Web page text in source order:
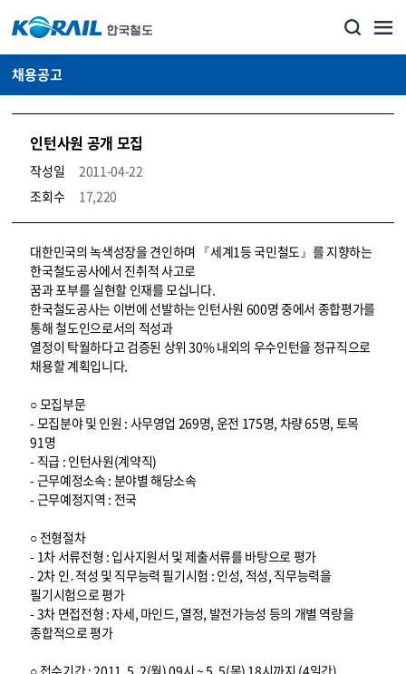
채용공고
인턴사원 공개 모집
작성일
2011-04-22
조회수
17,220
코레일소개_경영공시_채용공고 상세보기 – 내용, 파일, 담당자 연락처로 구성
대한민국의 녹색성장을 견인하며 『세계1등 국민철도』를 지향하는
한국철도공사에서 진취적 사고로
꿈과 포부를 실현할 인재를 모십니다.
한국철도공사는 이번에 선발하는 인턴사원 600명 중에서 종합평가를
통해 철도인으로서의 적성과
열정이 탁월하다고 검증된 상위 30% 내외의 우수인턴을 정규직으로
채용할 계획입니다.
○ 모집부문
- 모집분야 및 인원 : 사무영업 269명, 운전 175명, 차량 65명, 토목
91명
- 직급 : 인턴사원(계약직)
- 근무예정소속 : 분야별 해당소속
- 근무예정지역 : 전국
○ 전형절차
- 1차 서류전형 : 입사지원서 및 제출서류를 바탕으로 평가
- 2차 인․적성 및 직무능력 필기시험 : 인성, 적성, 직무능력을
필기시험으로 평가
- 3차 면접전형 : 자세, 마인드, 열정, 발전가능성 등의 개별 역량을
종합적으로 평가
○ 접수기간 : 2011. 5. 2(월) 09시 ~ 5. 5(목) 18시까지 (4일간)